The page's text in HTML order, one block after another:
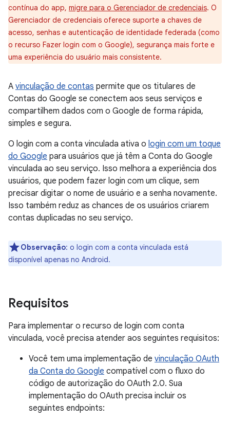
contínua do app, migre para o Gerenciador de credenciais. O
Gerenciador de credenciais oferece suporte a chaves de
acesso, senhas e autenticação de identidade federada (como
o recurso Fazer login com o Google), segurança mais forte e
uma experiência do usuário mais consistente.
A vinculação de contas permite que os titulares de
Contas do Google se conectem aos seus serviços e
compartilhem dados com o Google de forma rápida,
simples e segura.
O login com a conta vinculada ativa o login com um toque
do Google para usuários que já têm a Conta do Google
vinculada ao seu serviço. Isso melhora a experiência dos
usuários, que podem fazer login com um clique, sem
precisar digitar o nome de usuário e a senha novamente.
Isso também reduz as chances de os usuários criarem
contas duplicadas no seu serviço.
Observação: o login com a conta vinculada está
disponível apenas no Android.
Requisitos
Para implementar o recurso de login com conta
vinculada, você precisa atender aos seguintes requisitos:
Você tem uma implementação de vinculação OAuth
da Conta do Google compatível com o fluxo do
código de autorização do OAuth 2.0. Sua
implementação do OAuth precisa incluir os
seguintes endpoints: